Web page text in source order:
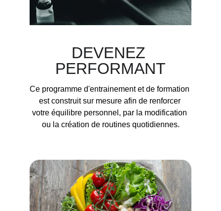
DEVENEZ
PERFORMANT
Ce programme d'entrainement et de formation
est construit sur mesure afin de renforcer
votre équilibre personnel, par la modification
ou la création de routines quotidiennes.